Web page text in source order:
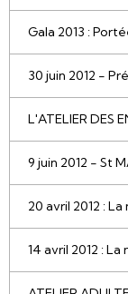
Gala 2013 :
30 juin 2012 -
L'ATELIER DES
9 juin 2012 - St
20 avril 2012 :
14 avril 2012 :